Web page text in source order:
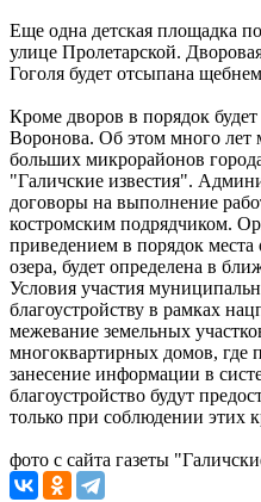
Еще одна детская площадка
улице Пролетарской.
Гоголя будет отсыпана
Кроме дворов в порядок
Воронова. Об этом много лет
больших микрорайонов
"Галичские известия".
договоры на выполнение
костромским подрядчиком.
приведением в порядок места
озера, будет определена в
Условия участия
благоустройству в рамках
межевание земельных
многоквартирных домов, где
занесение информации в
благоустройство будут
только при соблюдении этих
фото с сайта газеты